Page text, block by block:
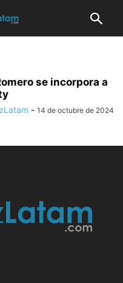
se incorpora a
- 14 de octubre de 2024